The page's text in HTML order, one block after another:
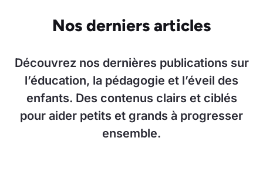
Nos derniers articles
Découvrez nos dernières publications sur
l’éducation, la pédagogie et l’éveil des
enfants. Des contenus clairs et ciblés
pour aider petits et grands à progresser
ensemble.